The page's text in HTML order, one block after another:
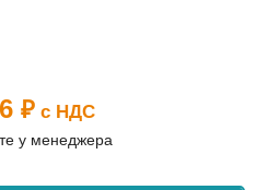
₽ с НДС
у менеджера